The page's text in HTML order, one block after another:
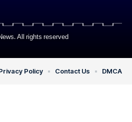
All rights reserved
Policy Contact Us DMCA